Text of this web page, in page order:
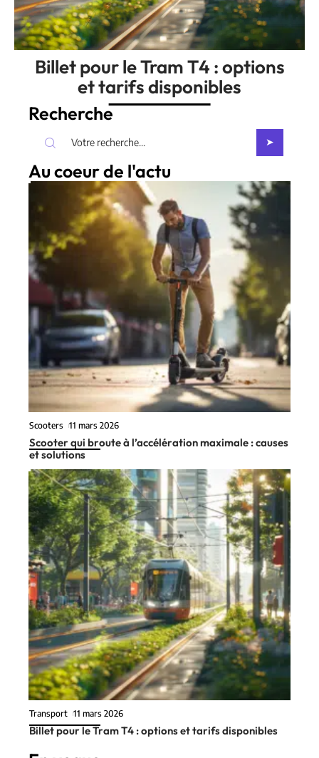
Billet pour le Tram T4 : options
et tarifs disponibles
Recherche
Au coeur de l'actu
Scooters 11 mars 2026
Scooter qui broute à l’accélération maximale : causes
et solutions
Transport 11 mars 2026
Billet pour le Tram T4 : options et tarifs disponibles